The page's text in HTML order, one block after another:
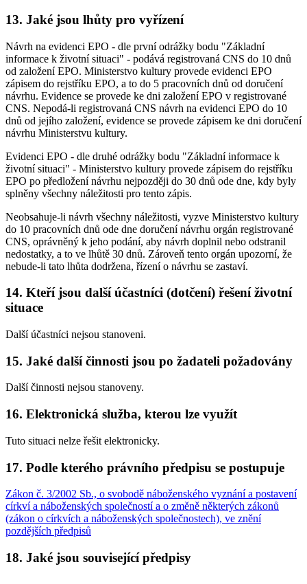
13. Jaké jsou lhůty pro vyřízení
Návrh na evidenci EPO - dle první odrážky bodu "Základní
informace k životní situaci" - podává registrovaná CNS do 10 dnů
od založení EPO. Ministerstvo kultury provede evidenci EPO
zápisem do rejstříku EPO, a to do 5 pracovních dnů od doručení
návrhu. Evidence se provede ke dni založení EPO v registrované
CNS. Nepodá-li registrovaná CNS návrh na evidenci EPO do 10
dnů od jejího založení, evidence se provede zápisem ke dni doručení
návrhu Ministerstvu kultury.
Evidenci EPO - dle druhé odrážky bodu "Základní informace k
životní situaci" - Ministerstvo kultury provede zápisem do rejstříku
EPO po předložení návrhu nejpozději do 30 dnů ode dne, kdy byly
splněny všechny náležitosti pro tento zápis.
Neobsahuje-li návrh všechny náležitosti, vyzve Ministerstvo kultury
do 10 pracovních dnů ode dne doručení návrhu orgán registrované
CNS, oprávněný k jeho podání, aby návrh doplnil nebo odstranil
nedostatky, a to ve lhůtě 30 dnů. Zároveň tento orgán upozorní, že
nebude-li tato lhůta dodržena, řízení o návrhu se zastaví.
14. Kteří jsou další účastníci (dotčení) řešení životní
situace
Další účastníci nejsou stanoveni.
15. Jaké další činnosti jsou po žadateli požadovány
Další činnosti nejsou stanoveny.
16. Elektronická služba, kterou lze využít
Tuto situaci nelze řešit elektronicky.
17. Podle kterého právního předpisu se postupuje
Zákon č. 3/2002 Sb., o svobodě náboženského vyznání a postavení
církví a náboženských společností a o změně některých zákonů
(zákon o církvích a náboženských společnostech), ve znění
pozdějších předpisů
18. Jaké jsou související předpisy